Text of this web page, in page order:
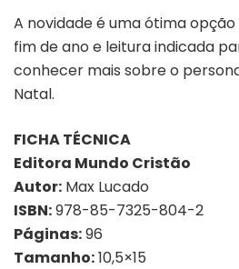
A novidade é uma ótima
fim de ano e leitura indicada
conhecer mais sobre o
Natal.
FICHA TÉCNICA
Editora Mundo Cristão
Autor: Max Lucado
ISBN:978-85-7325-804-2
Páginas:96
Tamanho:10,5×15